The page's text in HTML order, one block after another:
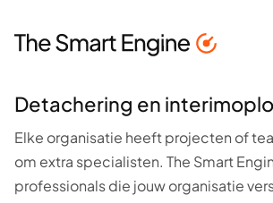
Detachering en
Elke organisatie heeft projecten of
om extra specialisten. The Smart
professionals die jouw organisatie